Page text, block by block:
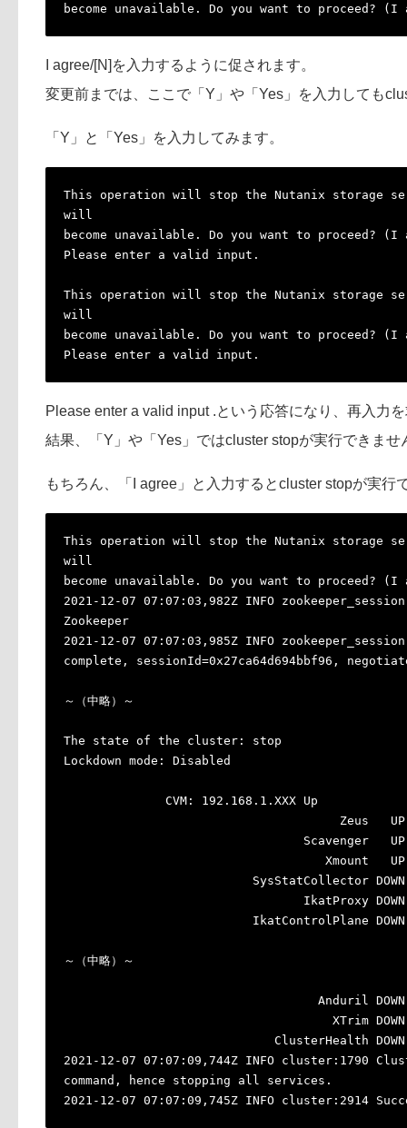
become unavailable. Do you want to proceed?
I agree/[N]を入力するように促されます。
変更前までは、ここで「Y」や「Yes」を入力しても
「Y」と「Yes」を入力してみます。
This operation will stop the Nutanix storage
will
become unavailable. Do you want to proceed?
Please enter a valid input.
This operation will stop the Nutanix storage
will
become unavailable. Do you want to proceed?
Please enter a valid input.
Please enter a valid input .という応答になり、再入力
結果、「Y」や「Yes」ではcluster stopが実行できませ
もちろん、「I agree」と入力するとcluster stopが実行
This operation will stop the Nutanix storage
will
become unavailable. Do you want to proceed?
2021-12-07 07:07:03,982Z INFO
Zookeeper
2021-12-07 07:07:03,985Z INFO
complete, sessionId=0x27ca64d694bbf96,
～（中略）～
The state of the cluster: stop
Lockdown mode: Disabled
CVM: 192.168.1.XXX Up
Zeus
Scavenger
Xmount
SysStatCollector
IkatProxy
IkatControlPlane
～（中略）～
Anduril
XTrim
ClusterHealth
2021-12-07 07:07:09,744Z INFO cluster:1790
command, hence stopping all services.
2021-12-07 07:07:09,745Z INFO cluster:2914